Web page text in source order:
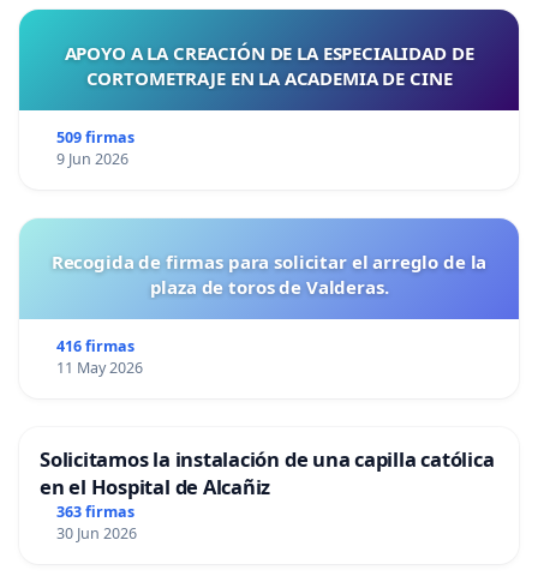
APOYO A LA CREACIÓN DE LA ESPECIALIDAD DE
CORTOMETRAJE EN LA ACADEMIA DE CINE
509 firmas
9 Jun 2026
Recogida de firmas para solicitar el arreglo de la
plaza de toros de Valderas.
416 firmas
11 May 2026
Solicitamos la instalación de una capilla católica
en el Hospital de Alcañiz
363 firmas
30 Jun 2026